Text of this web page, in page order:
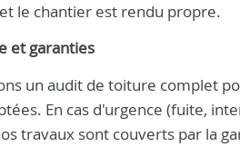
le chantier est rendu propre.
et garanties
un audit de toiture complet
En cas d'urgence (fuite,
travaux sont couverts par la